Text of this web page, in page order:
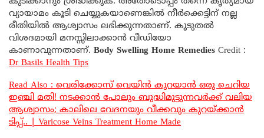
വ്യായാമം കൂടി ചെയ്യുകയാണെങ്കിൽ നീർക്കെട്ടിന് നല്ല
രീതിയിൽ ആശ്വാസം ലഭിക്കുന്നതാണ്. കൂടുതൽ
വിശദമായി മനസ്സിലാക്കാൻ വീഡിയോ
കാണാവുന്നതാണ്. Body Swelling Home Remedies Credit :
Dr Basils Health Tips
Read Also : വെരിക്കോസ് വെയിൻ കുറയാൻ ഒരു ചെറിയ
ഇഞ്ചി മതി! നടക്കാൻ പോലും ബുദ്ധിമുട്ടുന്നവർക്ക് വലിയ
ആശ്വാസം; കാലിലെ വേദനയും വീക്കവും കുറയ്ക്കാൻ
ടിപ്പ്.. | Varicose Veins Treatment Home Made